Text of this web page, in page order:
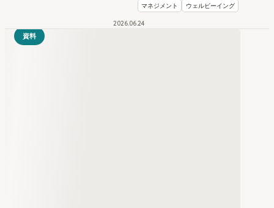
マネジメント ウェルビーイング
2026.0624
資料